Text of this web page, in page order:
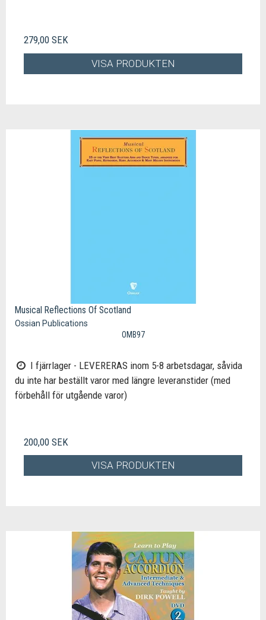
279,00 SEK
VISA PRODUKTEN
Musical Reflections Of Scotland
Ossian Publications
OMB97
I fjärrlager - LEVERERAS inom 5-8 arbetsdagar, såvida
du inte har beställt varor med längre leveranstider (med
förbehåll för utgående varor)
200,00 SEK
VISA PRODUKTEN